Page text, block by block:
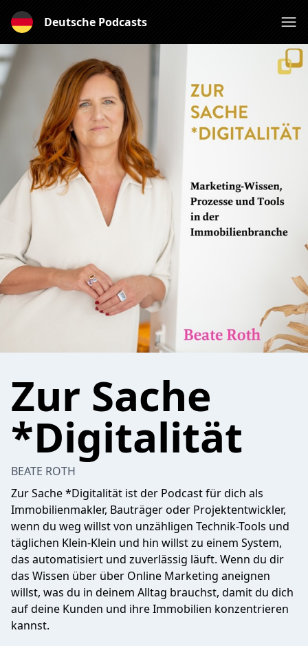
Deutsche Podcasts
Zur Sache
*Digitalität
BEATE ROTH
Zur Sache *Digitalität ist der Podcast für dich als
Immobilienmakler, Bauträger oder Projektentwickler,
wenn du weg willst von unzähligen Technik-Tools und
täglichen Klein-Klein und hin willst zu einem System,
das automatisiert und zuverlässig läuft. Wenn du dir
das Wissen über über Online Marketing aneignen
willst, was du in deinem Alltag brauchst, damit du dich
auf deine Kunden und ihre Immobilien konzentrieren
kannst.